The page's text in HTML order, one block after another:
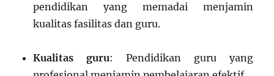
pendidikan yang memadai menjamin
kualitas fasilitas dan guru.
Kualitas guru: Pendidikan guru yang